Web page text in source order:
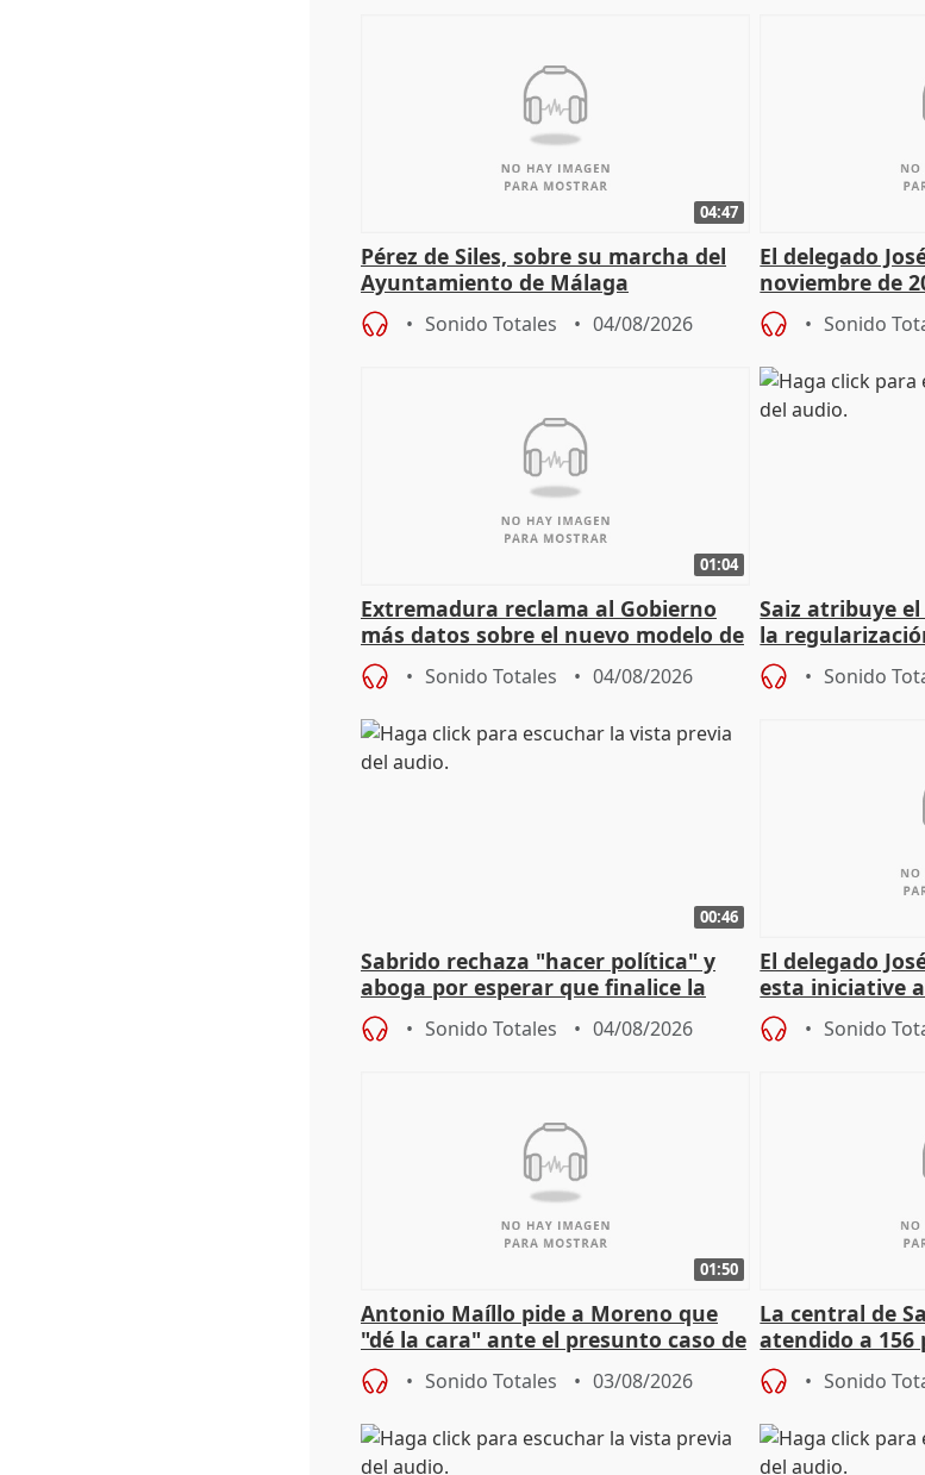
04:47
Pérez de Siles, sobre su marcha del
Ayuntamiento de Málaga
Sonido Totales 04/08/2026
El delegado
noviembre de
9.810 ayudas
Sonido
01:04
Extremadura reclama al Gobierno
más datos sobre el nuevo modelo de
financiación
Sonido Totales 04/08/2026
Saiz atribuye
la
del Gobierno
Sonido
00:46
Sabrido rechaza "hacer política" y
aboga por esperar que finalice la
investigación del incendio
Sonido Totales 04/08/2026
El delegado
esta iniciative
personas sin
Sonido
01:50
Antonio Maíllo pide a Moreno que
"dé la cara" ante el presunto caso de
acoso del CEO de ADM
Sonido Totales 03/08/2026
La central de
atendido a 156
situación de
de CalorSonido